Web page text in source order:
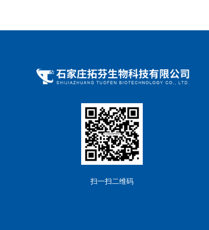
扫一扫二维码